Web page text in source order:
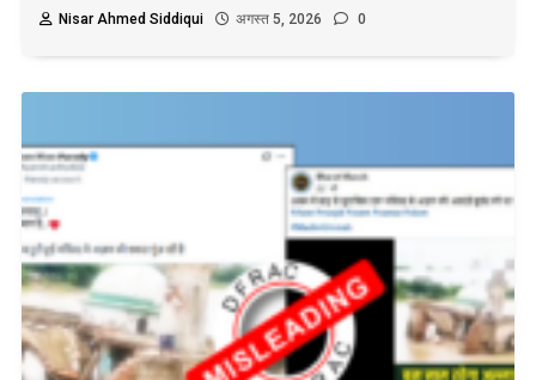
Nisar Ahmed Siddiqui अगस्त 5, 2026 0